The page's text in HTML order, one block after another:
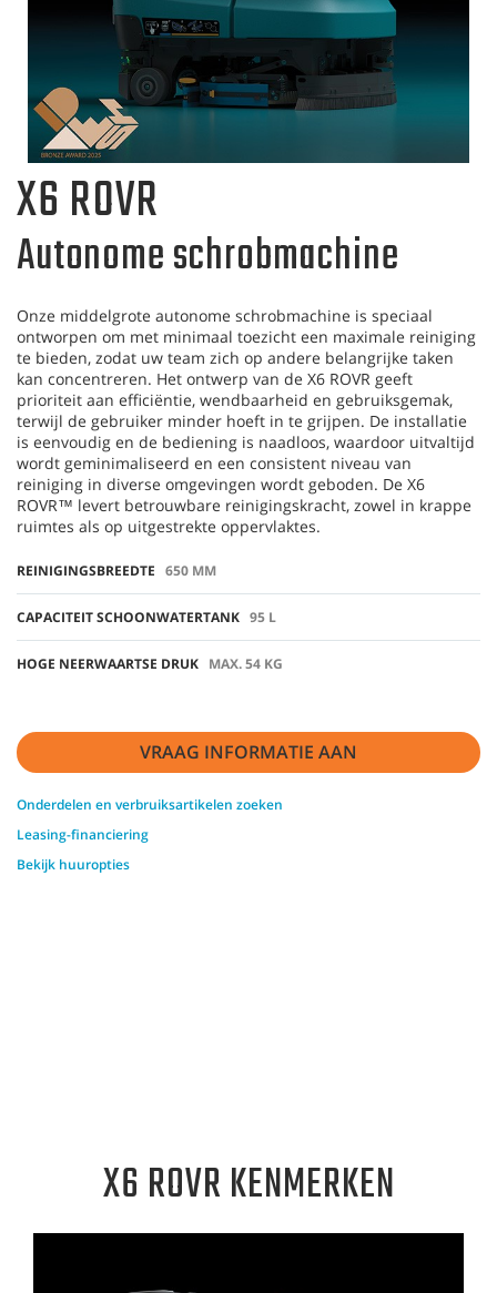
X6 ROVR
Autonome schrobmachine
Onze middelgrote autonome schrobmachine is speciaal
ontworpen om met minimaal toezicht een maximale reiniging
te bieden, zodat uw team zich op andere belangrijke taken
kan concentreren. Het ontwerp van de X6 ROVR geeft
prioriteit aan efficiëntie, wendbaarheid en gebruiksgemak,
terwijl de gebruiker minder hoeft in te grijpen. De installatie
is eenvoudig en de bediening is naadloos, waardoor uitvaltijd
wordt geminimaliseerd en een consistent niveau van
reiniging in diverse omgevingen wordt geboden. De X6
ROVR™ levert betrouwbare reinigingskracht, zowel in krappe
ruimtes als op uitgestrekte oppervlaktes.
REINIGINGSBREEDTE 650 MM
CAPACITEIT SCHOONWATERTANK 95 L
HOGE NEERWAARTSE DRUK MAX. 54 KG
VRAAG INFORMATIE AAN
Onderdelen en verbruiksartikelen zoeken
Leasing-financiering
Bekijk huuropties
X6 ROVR KENMERKEN